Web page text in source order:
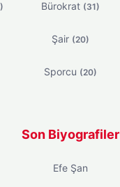
Bürokrat (31)
Şair (20)
Sporcu (20)
Son Biyografiler
Efe Şan